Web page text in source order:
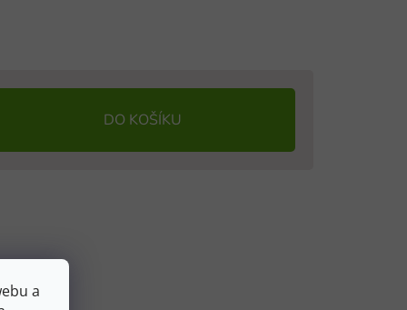
a
DO KOŠÍKU